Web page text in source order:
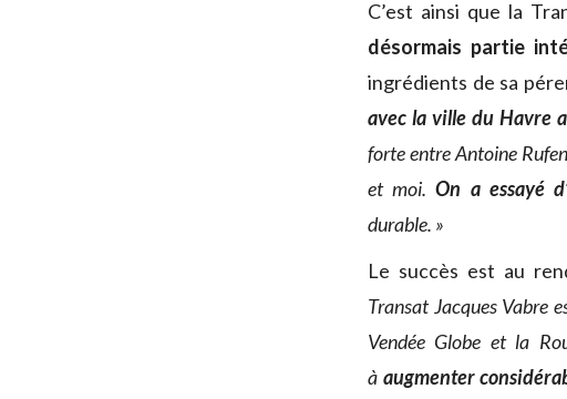
C’est ainsi que la
désormais partie
ingrédients de sa
avec la ville du Havre
forte entre Antoine
et moi.On a essayé
durable. »
Le succès est au
Transat Jacques Vabre
Vendée Globe et la
à augmenter